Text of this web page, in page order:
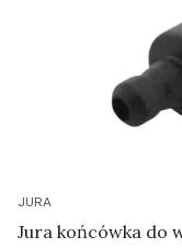
JURA
Jura końcówka do